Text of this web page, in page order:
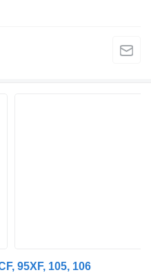
95XF, 105, 106